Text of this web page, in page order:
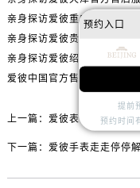
上一篇： 爱彼表带太紧原因
下一篇： 爱彼手表走走停停
预约入口
提前
预约时间